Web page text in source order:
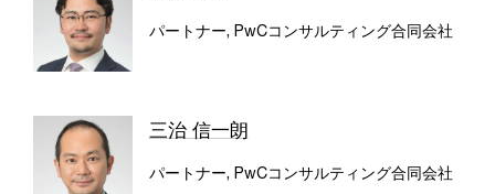
パートナー, PwCコンサルティング合同会社
三治 信一朗
パートナー, PwCコンサルティング合同会社